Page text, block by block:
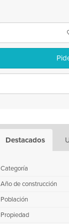
Destacados
Categoría
Año de construcción
Población
Propiedad